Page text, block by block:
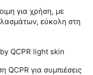
για χρήση, με
εύκολη στη
QCPR light skin
QCPR για συμπιέσεις